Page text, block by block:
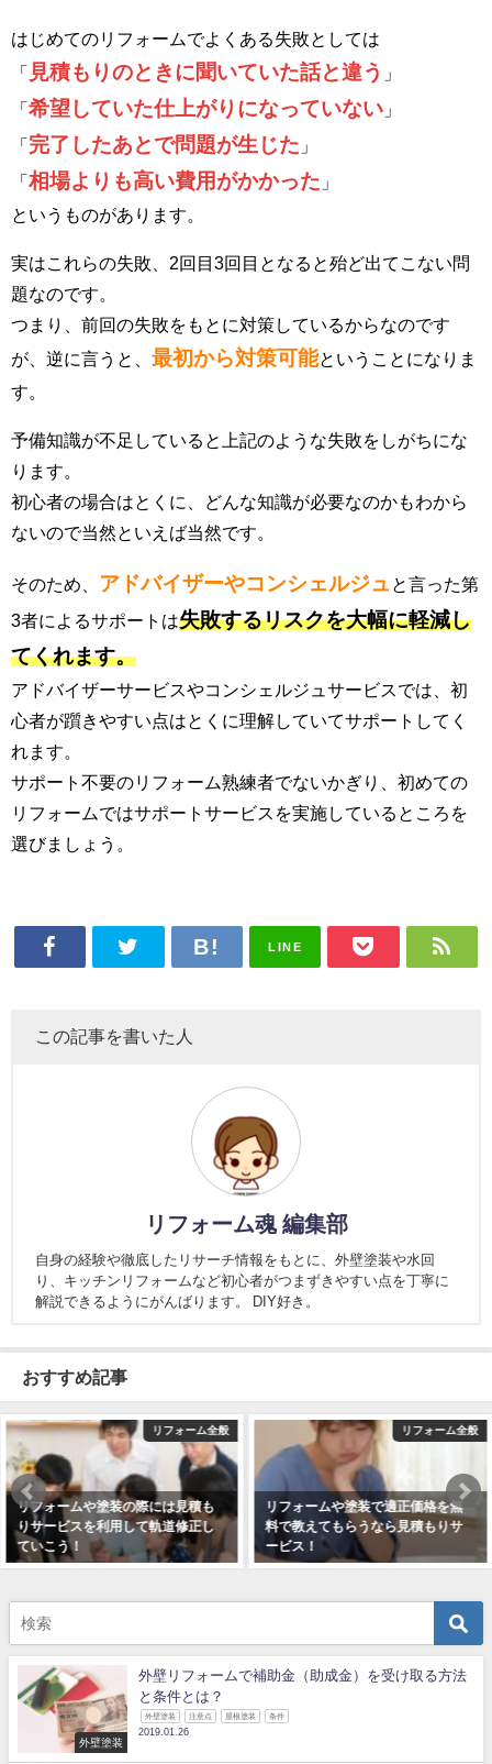
はじめてのリフォームでよくある失敗としては
「
見積もりのときに聞いていた話と違う 」
「 希望していた仕上がりになっていない 」
「 完了したあとで問題が生じた 」
「 相場よりも高い費用がかかった 」
というものがあります。
実はこれらの失敗、2回目3回目となると殆ど出てこない問
題なのです。
つまり、前回の失敗をもとに対策しているからなのです
が、逆に言うと、 最初から対策可能ということになりま
す。
予備知識が不足していると上記のような失敗をしがちにな
ります。
初心者の場合はとくに、どんな知識が必要なのかもわから
ないので当然といえば当然です。
そのため、 アドバイザーやコンシェルジュ と言った第
3者によるサポートは失敗するリスクを大幅に軽減し
てくれます。
アドバイザーサービスやコンシェルジュサービスでは、初
心者が躓きやすい点はとくに理解していてサポートしてく
れます。
サポート不要のリフォーム熟練者でないかぎり、初めての
リフォームではサポートサービスを実施しているところを
選びましょう。
LINE
この記事を書いた人
リフォーム魂 編集部
自身の経験や徹底したリサーチ情報をもとに、外壁塗装や水回
り、キッチンリフォームなど初心者がつまずきやすい点を丁寧に
解説できるようにがんばります。 DIY好き。
おすすめ記事
リフォーム全般
リフォームや塗装で適正価格を無
料で教えてもらうなら見積もりサ
ービス！
リフォーム全般
リフォーム依頼、直接業者はハー
ドルが高い？見積もりサービスな
ら安心！
外壁塗装
外壁リフォームで補助金（助成金）を受け取る方法
と条件とは？
外壁塗装 注意点 屋根塗装 条件
2019.01.26